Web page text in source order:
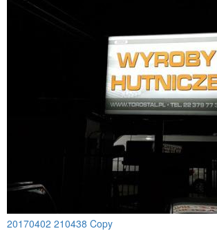
20170402 210438 Copy